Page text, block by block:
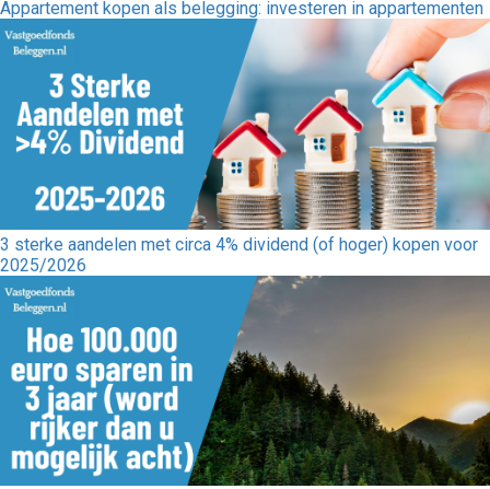
Appartement kopen als belegging: investeren in appartementen
3 sterke aandelen met circa 4% dividend (of hoger) kopen voor
2025/2026